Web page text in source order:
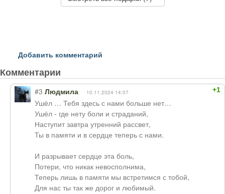
Добавить комментарий
Комментарии
+1
#3 Людмила 10.11.2024 14:07
Ушёл … Тебя здесь с нами больше нет…
Ушёл - где нету боли и страданий,
Наступит завтра утренний рассвет,
Ты в памяти и в сердце теперь с нами.
И разрывает сердце эта боль,
Потери, что никак невосполнима,
Теперь лишь в памяти мы встретимся с тобой,
Для нас ты так же дорог и любимый.